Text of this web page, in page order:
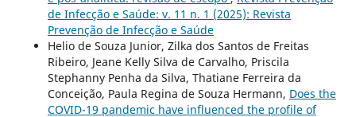
de Infecção e Saúde: v. 11 n. 1 (2025): Revista
Prevenção de Infecção e Saúde
Helio de Souza Junior, Zilka dos Santos de Freitas
Ribeiro, Jeane Kelly Silva de Carvalho, Priscila
Stephanny Penha da Silva, Thatiane Ferreira da
Conceição, Paula Regina de Souza Hermann, Does the
COVID-19 pandemic have influenced the profile of